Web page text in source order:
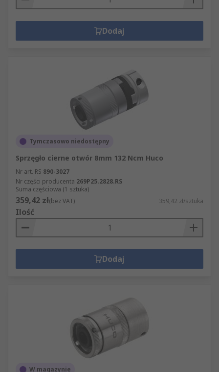
Dodaj
Tymczasowo niedostępny
Sprzęgło cierne otwór 8mm 132 Ncm Huco
Nr art. RS 890-3027
Nr części producenta 269P25.2828.RS
Suma częściowa (1 sztuka)
359,42 zł(bez VAT) 359,42 zł/sztuka
Ilość
Dodaj
W magazynie